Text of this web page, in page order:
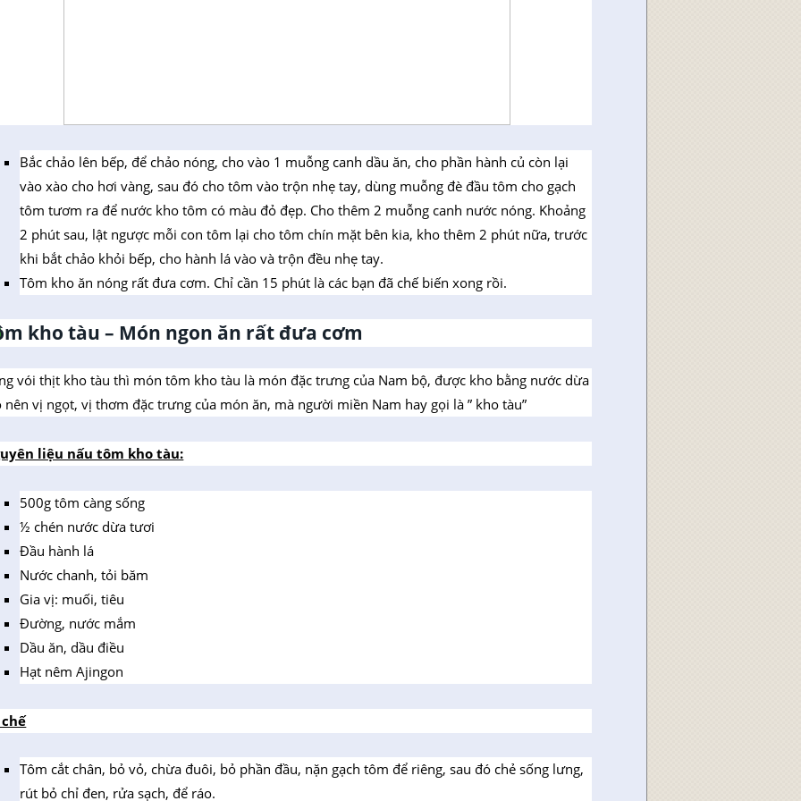
Bắc chảo lên bếp, để chảo nóng, cho vào 1 muỗng canh dầu ăn, cho phần hành củ còn lại
vào xào cho hơi vàng, sau đó cho tôm vào trộn nhẹ tay, dùng muỗng đè đầu tôm cho gạch
tôm tươm ra để nước kho tôm có màu đỏ đẹp. Cho thêm 2 muỗng canh nước nóng. Khoảng
2 phút sau, lật ngược mỗi con tôm lại cho tôm chín mặt bên kia, kho thêm 2 phút nữa, trước
khi bắt chảo khỏi bếp, cho hành lá vào và trộn đều nhẹ tay.
Tôm kho ăn nóng rất đưa cơm. Chỉ cần 15 phút là các bạn đã chế biến xong rồi.
kho tàu – Món ngon ăn rất đưa cơm
vói thịt kho tàu thì món tôm kho tàu là món đặc trưng của Nam bộ, được kho bằng nước dừa
nên vị ngọt, vị thơm đặc trưng của món ăn, mà người miền Nam hay gọi là ” kho tàu”
liệu nấu tôm kho tàu:
500g tôm càng sống
½ chén nước dừa tươi
Đầu hành lá
Nước chanh, tỏi băm
Gia vị: muối, tiêu
Đường, nước mắm
Dầu ăn, dầu điều
Hạt nêm Ajingon
chế
Tôm cắt chân, bỏ vỏ, chừa đuôi, bỏ phần đầu, nặn gạch tôm để riêng, sau đó chẻ sống lưng,
rút bỏ chỉ đen, rửa sạch, để ráo.